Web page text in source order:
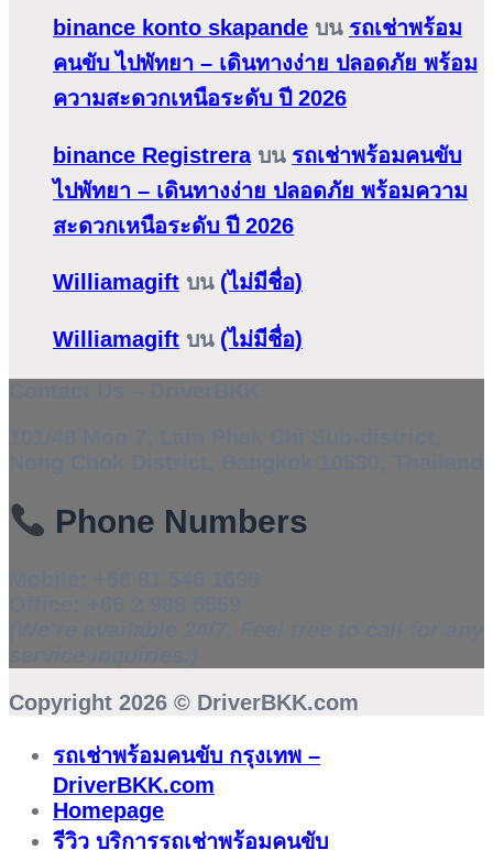
binance konto skapande บน รถเช่าพร้อม
คนขับ ไปพัทยา – เดินทางง่าย ปลอดภัย พร้อม
ความสะดวกเหนือระดับ ปี 2026
binance Registreraบน รถเช่าพร้อมคนขับ
ไปพัทยา – เดินทางง่าย ปลอดภัย พร้อมความ
สะดวกเหนือระดับ ปี 2026
Williamagift บน (ไม่มีชื่อ)
Williamagift บน (ไม่มีชื่อ)
Phone Numbers
Copyright 2026 © DriverBKK.com
รถเช่าพร้อมคนขับ กรุงเทพ –
DriverBKK.com
Homepage
รีวิว บริการรถเช่าพร้อมคนขับ